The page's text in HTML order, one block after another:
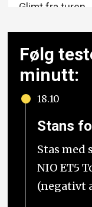
Glimt fra turen.
Følg
minutt:
18.10
Stans
Stas med
NIO ET5
(negativt